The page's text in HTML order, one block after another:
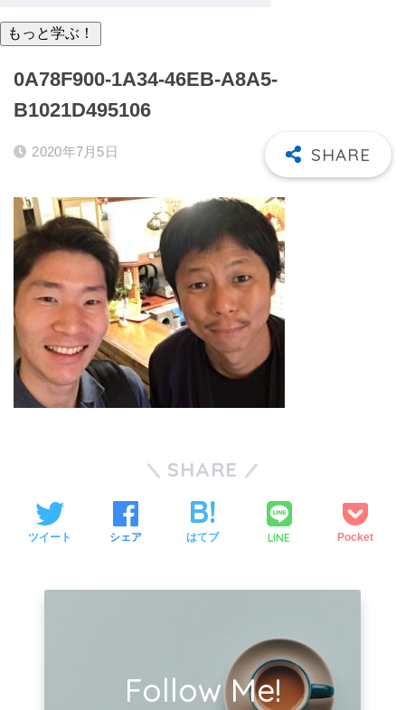
0A78F900-1A34-46EB-A8A5-
B1021D495106
2020年7月5日
SHARE
ツイート シェア はてブ LINE Pocket
Follow Me!